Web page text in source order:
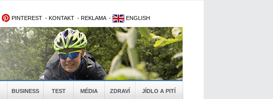
PINTEREST - KONTAKT - REKLAMA - ENGLISH
BUSINESS TEST MÉDIA ZDRAVÍ JÍDLO A PITÍ